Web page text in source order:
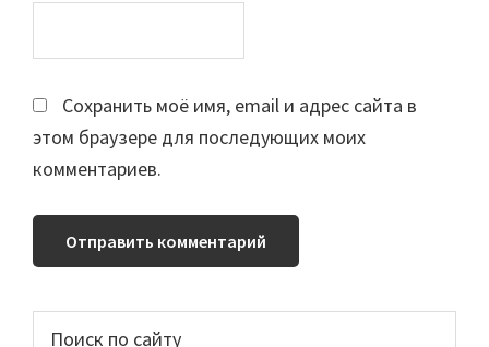
Сохранить моё имя, email и адрес сайта в
этом браузере для последующих моих
комментариев.
Основной